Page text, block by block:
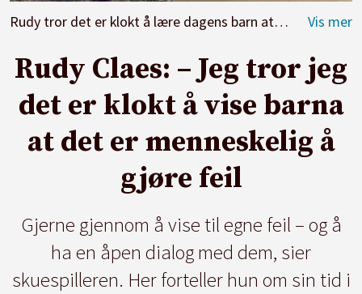
Rudy tror det er klokt å lære dagens barn at det er menneskelig å gjøre feil. Hun tror på en åpen dialog med barn.
Rudy Claes: – Jeg tror jeg
det er klokt å vise barna
at det er menneskelig å
gjøre feil
Gjerne gjennom å vise til egne feil – og å
ha en åpen dialog med dem, sier
skuespilleren. Her forteller hun om sin tid i